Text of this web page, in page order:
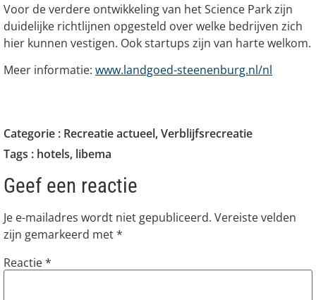
Voor de verdere ontwikkeling van het Science Park zijn
duidelijke richtlijnen opgesteld over welke bedrijven zich
hier kunnen vestigen. Ook startups zijn van harte welkom.
Meer informatie: www.landgoed-steenenburg.nl/nl
Categorie : Recreatie actueel,Verblijfsrecreatie
Tags : hotels, libema
Geef een reactie
Je e-mailadres wordt niet gepubliceerd. Vereiste velden
zijn gemarkeerd met*
Reactie*